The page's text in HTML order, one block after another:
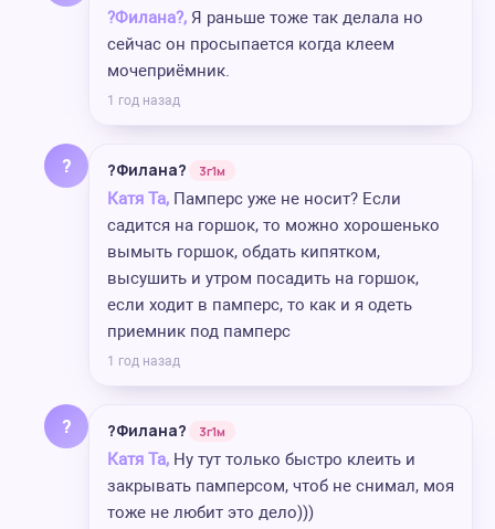
?Филана?, Я раньше тоже так делала но
сейчас он просыпается когда клеем
мочеприёмник.
1 год назад
? ?Филана? 3г1м
Катя Та, Памперс уже не носит? Если
садится на горшок, то можно хорошенько
вымыть горшок, обдать кипятком,
высушить и утром посадить на горшок,
если ходит в памперс, то как и я одеть
приемник под памперс
1 год назад
? ?Филана? 3г1м
Катя Та, Ну тут только быстро клеить и
закрывать памперсом, чтоб не снимал, моя
тоже не любит это дело)))